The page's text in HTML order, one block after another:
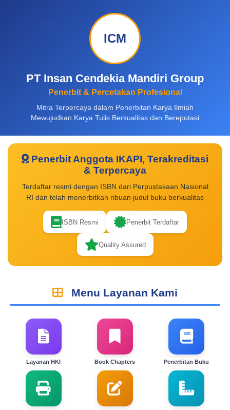
ICM
PT Insan Cendekia Mandiri Group
Penerbit & Percetakan Profesional
Mitra Terpercaya dalam Penerbitan Karya Ilmiah
Mewujudkan Karya Tulis Berkualitas dan Bereputasi
Penerbit Anggota IKAPI, Terakreditasi
& Terpercaya
Terdaftar resmi dengan ISBN dari Perpustakaan Nasional
RI dan telah menerbitkan ribuan judul buku berkualitas
ISBN Resmi Penerbit Terdaftar
Quality Assured
Menu Layanan Kami
Layanan HKI Book Chapters Penerbitan Buku